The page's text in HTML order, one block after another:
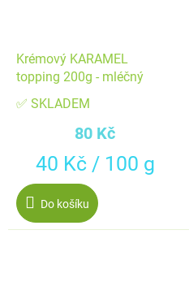
Krémový KARAMEL
topping 200g - mléčný
✅ SKLADEM
80 Kč
Měrná
cena:
40 Kč / 100 g
Do košíku